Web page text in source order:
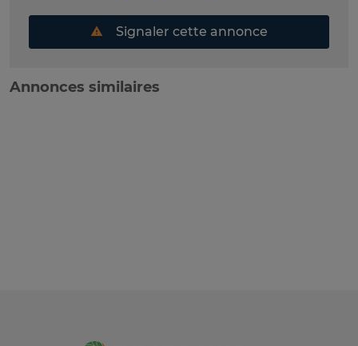
Signaler cette annonce
Annonces similaires